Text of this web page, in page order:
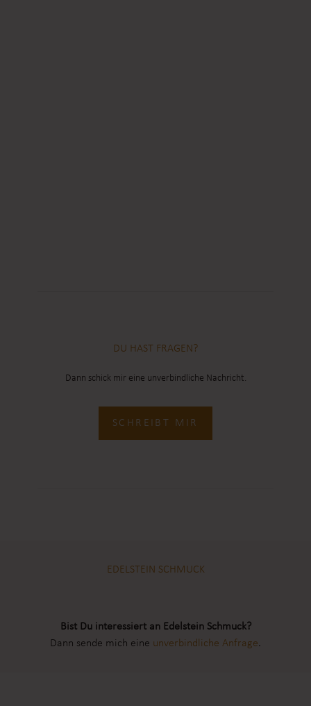
DU HAST FRAGEN?
Dann schick mir eine unverbindliche Nachricht.
SCHREIBT MIR
EDELSTEIN SCHMUCK
Bist Du interessiert an Edelstein Schmuck?
Dann sende mich eine unverbindliche Anfrage.